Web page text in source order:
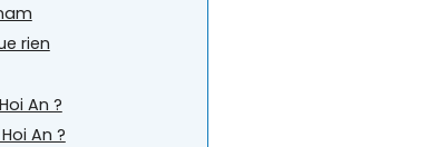
rien
An ?
An ?